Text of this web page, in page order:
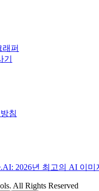
퍼
기
침
2026년 최고의 AI 이미
. All Rights Reserved